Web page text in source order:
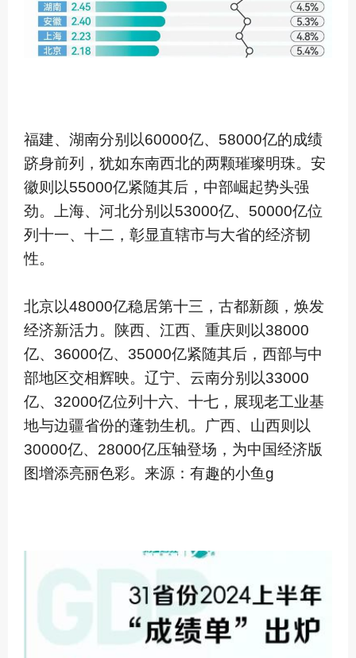
福建、湖南分别以60000亿、58000亿的成绩
跻身前列，犹如东南西北的两颗璀璨明珠。安
徽则以55000亿紧随其后，中部崛起势头强
劲。上海、河北分别以53000亿、50000亿位
列十一、十二，彰显直辖市与大省的经济韧
性。
北京以48000亿稳居第十三，古都新颜，焕发
经济新活力。陕西、江西、重庆则以38000
亿、36000亿、35000亿紧随其后，西部与中
部地区交相辉映。辽宁、云南分别以33000
亿、32000亿位列十六、十七，展现老工业基
地与边疆省份的蓬勃生机。广西、山西则以
30000亿、28000亿压轴登场，为中国经济版
图增添亮丽色彩。来源： 有趣的小鱼g